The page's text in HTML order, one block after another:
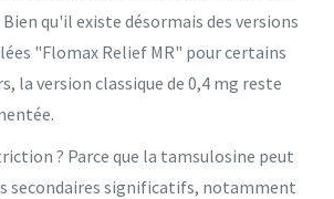
qu'il existe désormais des versions
"Flomax Relief MR" pour certains
la version classique de 0,4 mg reste
? Parce que la tamsulosine peut
secondaires significatifs, notamment